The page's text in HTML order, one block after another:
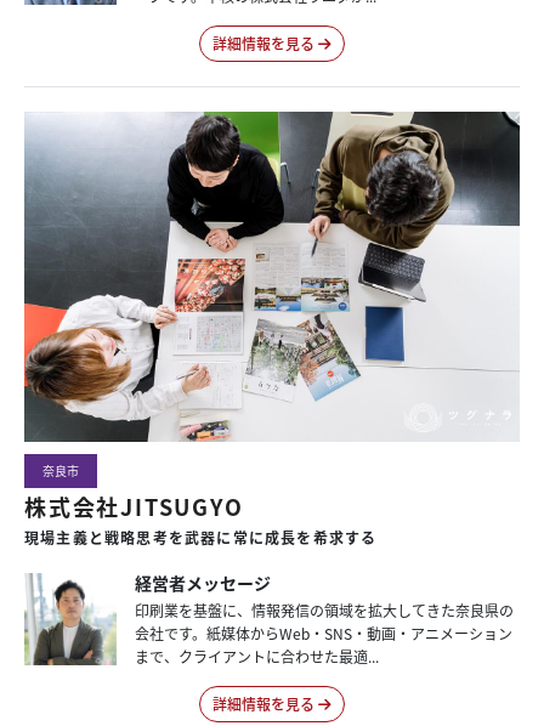
詳細情報を見る
奈良市
株式会社JITSUGYO
現場主義と戦略思考を武器に常に成長を希求する
経営者メッセージ
印刷業を基盤に、情報発信の領域を拡大してきた奈良県の
会社です。紙媒体からWeb・SNS・動画・アニメーション
まで、クライアントに合わせた最適...
詳細情報を見る